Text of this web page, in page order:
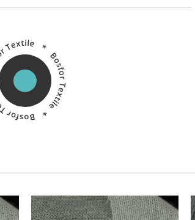
Производитель: Китай